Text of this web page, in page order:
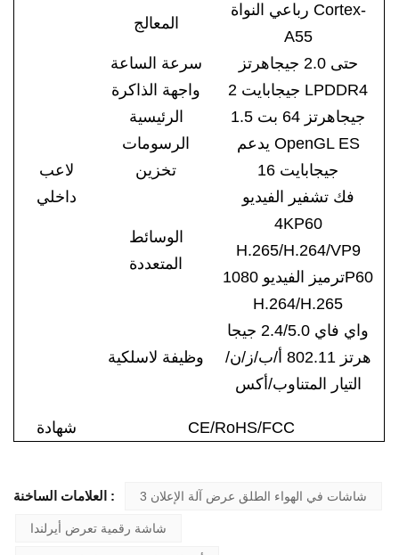
لاعب
داخلي
المعالج
رباعي النواة Cortex-
A55
سرعة الساعة
حتى 2.0 جيجاهرتز
واجهة الذاكرة
الرئيسية
2 جيجابايت LPDDR4
1.5 جيجاهرتز 64 بت
الرسومات
يدعم OpenGL ES
تخزين
16 جيجابايت
الوسائط
المتعددة
فك تشفير الفيديو
4KP60
H.265/H.264/VP9
ترميز الفيديو 1080P60
H.264/H.265
وظيفة لاسلكية
واي فاي 2.4/5.0 جيجا
هرتز 802.11 أ/ب/ز/ن/
التيار المتناوب/أكس
شهادة CE/RoHS/FCC
العلامات الساخنة : 3 شاشات في الهواء الطلق عرض آلة الإعلان
شاشة رقمية تعرض أيرلندا